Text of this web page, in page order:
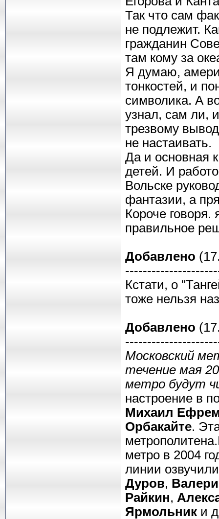
Так что сам
не подлежит.
гражданин
там кому за
Я думаю,
тонкостей, и
символика. А
узнал, сам ли,
трезвому
не настаивать.
Да и основная
детей. И
Вольске
фантазии, а
Короче говоря.
правильное
Добавлено
Кстати, о
тоже нельзя
Добавлено
Московский
течение мая
метро будут
настроение в
Михаил
Орбакайте.
метро в 2004
линии
Дуров,
Райкин,
Ярмольники